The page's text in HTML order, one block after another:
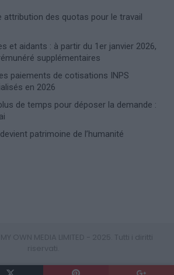
attribution des quotas pour le travail
et aidants : à partir du 1er janvier 2026,
supplémentaires
paiements de cotisations INPS
en 2026
de temps pour déposer la demande :
patrimoine de l’humanité
PRIVACY POLICY